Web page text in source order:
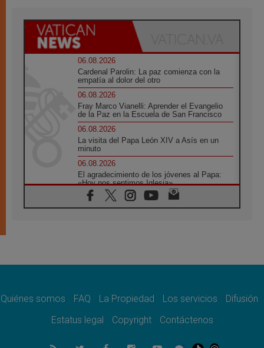
06.08.2026
Cardenal Parolin: La paz comienza con la
empatía al dolor del otro
06.08.2026
Fray Marco Vianelli: Aprender el Evangelio
de la Paz en la Escuela de San Francisco
06.08.2026
La visita del Papa León XIV a Asís en un
minuto
06.08.2026
El agradecimiento de los jóvenes al Papa:
«Hoy nos sentimos Iglesia»
06.08.2026
Líbano: Reanudan los coloquios en Roma en
paz
Sturla: La visita de León XIV será una buena
06.08.2026
Quiénes somos FAQ La Propiedad Los servicios
Difusión
Estatus legal
Copyright Contáctenos